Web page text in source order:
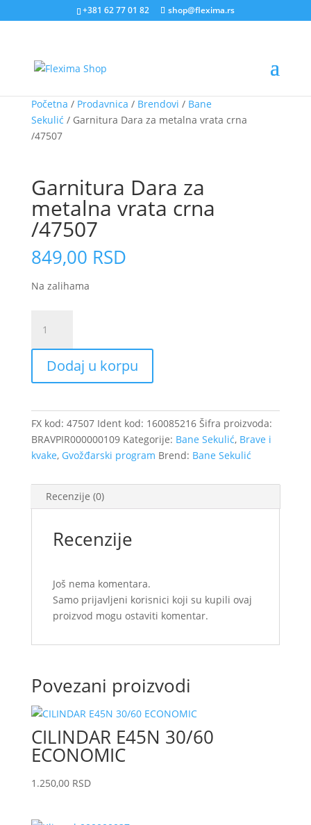
+381 62 77 01 82 shop@flexima.rs
Početna / Prodavnica / Brendovi / Bane
Sekulić / Garnitura Dara za metalna vrata crna
/47507
Garnitura Dara za
metalna vrata crna
/47507
849,00 RSD
Na zalihama
Dara
za
metalna
vrata
/47507
količina
Dodaj u korpu
FX kod: 47507 Ident kod: 160085216 Šifra proizvoda:
BRAVPIR000000109 Kategorije: Bane Sekulić, Brave i
kvake, Gvožđarski program Brend: Bane Sekulić
Recenzije (0)
Recenzije
Još nema komentara.
Samo prijavljeni korisnici koji su kupili ovaj
proizvod mogu ostaviti komentar.
Povezani proizvodi
CILINDAR E45N 30/60
ECONOMIC
1.250,00 RSD